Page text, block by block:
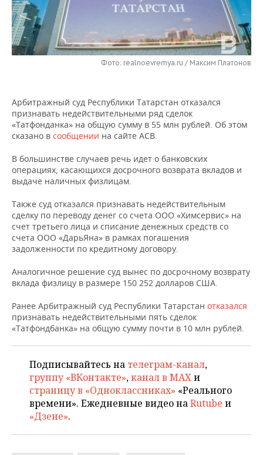
НЕФТЕХИМИЯ
НЕФТЬ
ОПК
РОЗНИЧНАЯ ТОРГОВЛЯ
ТРАНСПОРТ
НОВОСТИ ТЕХНОЛОГИЙ
IT
ТЕЛЕКОММУНИКАЦИИ
МЕРОПРИЯТИЯ
НОВОСТИ МЕРОПРИЯТИЙ
БИЗНЕС-БРАНЧИ
ONLINE-КОНФЕРЕНЦИИ
ОТКРЫТАЯ ЛЕКЦИЯ
СПОРТ
ФУТБОЛ
ХОККЕЙ
БАСКЕТБОЛ
ВОЛЕЙБОЛ
КИБЕРСПОРТ
ФИГУРНОЕ КАТАНИЕ
НОВОСТИ ОБЩЕСТВА
ВЛАСТЬ
ИНФРАСТРУКТУРА
ИСТОРИЯ
КУЛЬТУРА
МЕДИЦИНА
ФОТОГАЛЕРЕЯ
СЮЖЕТЫ
СПРАВОЧНИК
СПИСОК ПЕРСОН
СПИСОК КОМПАНИЙ
ПОЛНАЯ ВЕРСИЯ
Фото: realnoevremya.ru / Максим Платонов
Арбитражный суд Республики Татарстан отказался
признавать недействительными ряд сделок
«Татфонданка» на общую сумму в 55 млн рублей. Об этом
сказано в сообщении на сайте АСВ.
В большинстве случаев речь идет о банковских
операциях, касающихся досрочного возврата вкладов и
выдаче наличных физлицам.
Также суд отказался признавать недействительным
сделку по переводу денег со счета ООО «Химсервис» на
счет третьего лица и списание денежных средств со
счета ООО «ДарьЯна» в рамках погашения
задолженности по кредитному договору.
Аналогичное решение суд вынес по досрочному возврату
вклада физлицу в размере 150 252 долларов США.
Ранее Арбитражный суд Республики Татарстан отказался
признавать недействительными пять сделок
«Татфондбанка» на общую сумму почти в 10 млн рублей.
Подписывайтесь на телеграм-канал,
группу «ВКонтакте»,канал в MAXи
страницу в «Одноклассниках» «Реального
времени». Ежедневные видео наRutube и
«Дзене».